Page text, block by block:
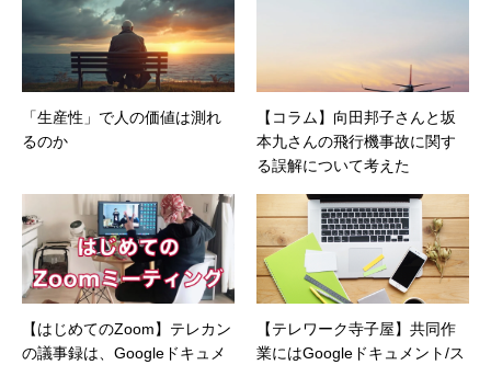
「生産性」で人の価値は測れ
るのか
【コラム】向田邦子さんと坂
本九さんの飛行機事故に関す
る誤解について考えた
【はじめてのZoom】テレカン
の議事録は、Googleドキュメ
【テレワーク寺子屋】共同作
業にはGoogleドキュメント/ス